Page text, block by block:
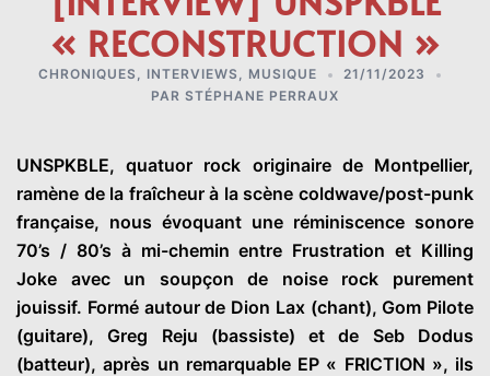
« RECONSTRUCTION »
CHRONIQUES , INTERVIEWS , MUSIQUE
21/11/2023
PAR STÉPHANE PERRAUX
UNSPKBLE, quatuor rock originaire de Montpellier,
ramène de la fraîcheur à la scène coldwave/post-punk
française, nous évoquant une réminiscence sonore
70’s / 80’s à mi-chemin entre Frustration et Killing
Joke avec un soupçon de noise rock purement
jouissif. Formé autour de Dion Lax (chant), Gom Pilote
(guitare), Greg Reju (bassiste) et de Seb Dodus
(batteur), après un remarquable EP « FRICTION », ils